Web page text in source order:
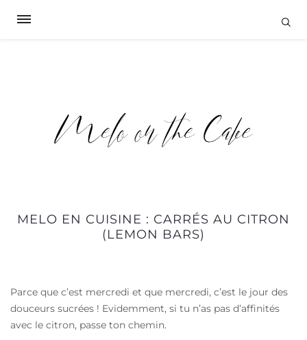
MELO EN CUISINE : CARRÉS AU CITRON
(LEMON BARS)
Parce que c’est mercredi et que mercredi, c’est le jour des
douceurs sucrées ! Evidemment, si tu n’as pas d’affinités
avec le citron, passe ton chemin.